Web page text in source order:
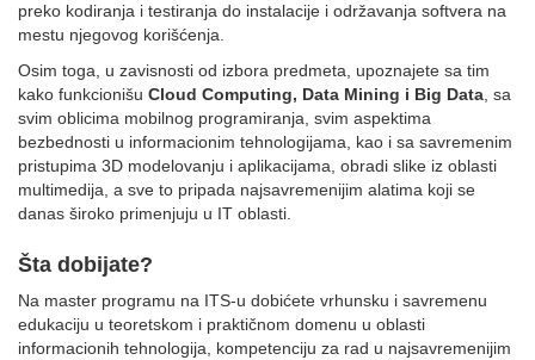
preko kodiranja i testiranja do instalacije i održavanja softvera na
mestu njegovog korišćenja.
Osim toga, u zavisnosti od izbora predmeta, upoznajete sa tim
kako funkcionišu Cloud Computing, Data Mining i Big Data, sa
svim oblicima mobilnog programiranja, svim aspektima
bezbednosti u informacionim tehnologijama, kao i sa savremenim
pristupima 3D modelovanju i aplikacijama, obradi slike iz oblasti
multimedija, a sve to pripada najsavremenijim alatima koji se
danas široko primenjuju u IT oblasti.
Šta dobijate?
Na master programu na ITS-u dobićete vrhunsku i savremenu
edukaciju u teoretskom i praktičnom domenu u oblasti
informacionih tehnologija, kompetenciju za rad u najsavremenijim